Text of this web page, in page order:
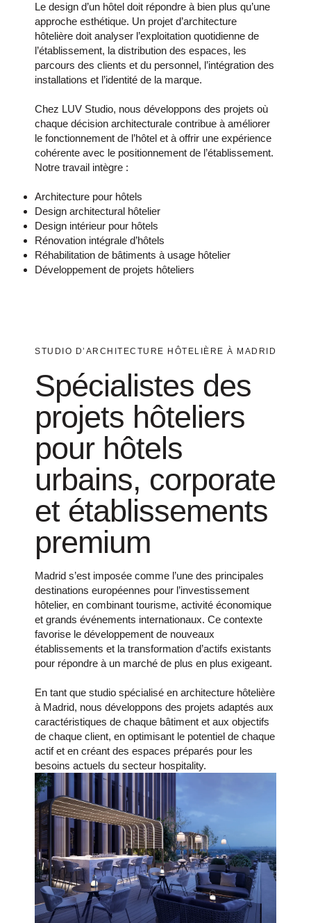
Le design d’un hôtel doit répondre à bien plus qu’une
approche esthétique. Un projet d’architecture
hôtelière doit analyser l’exploitation quotidienne de
l’établissement, la distribution des espaces, les
parcours des clients et du personnel, l’intégration des
installations et l’identité de la marque.
Chez LUV Studio, nous développons des projets où
chaque décision architecturale contribue à améliorer
le fonctionnement de l’hôtel et à offrir une expérience
cohérente avec le positionnement de l’établissement.
Notre travail intègre :
Architecture pour hôtels
Design architectural hôtelier
Design intérieur pour hôtels
Rénovation intégrale d’hôtels
Réhabilitation de bâtiments à usage hôtelier
Développement de projets hôteliers
STUDIO D’ARCHITECTURE HÔTELIÈRE À MADRID
Spécialistes des
projets hôteliers
pour hôtels
urbains, corporate
et établissements
premium
Madrid s’est imposée comme l’une des principales
destinations européennes pour l’investissement
hôtelier, en combinant tourisme, activité économique
et grands événements internationaux. Ce contexte
favorise le développement de nouveaux
établissements et la transformation d’actifs existants
pour répondre à un marché de plus en plus exigeant.
En tant que studio spécialisé en architecture hôtelière
à Madrid, nous développons des projets adaptés aux
caractéristiques de chaque bâtiment et aux objectifs
de chaque client, en optimisant le potentiel de chaque
actif et en créant des espaces préparés pour les
besoins actuels du secteur hospitality.